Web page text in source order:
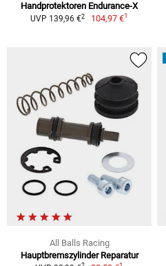
Handprotektoren Endurance-X
UVP 139,96 €2 104,97 €1
All Balls Racing
Hauptbremszylinder Reparatur